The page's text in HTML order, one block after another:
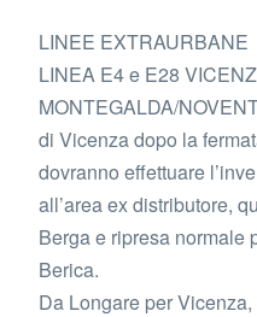
LINEE EXTRAURBANE
LINEA E4 e E28
MONTEGALDA/
di Vicenza dopo la
dovranno effettuare
all’area ex distributore,
Berga e ripresa normale
Berica.
Da Longare per